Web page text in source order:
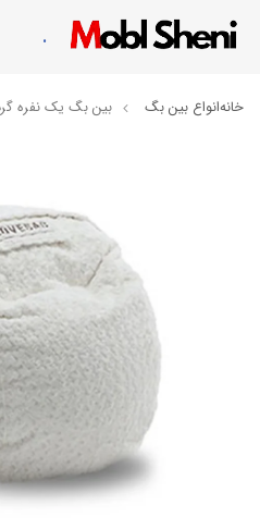
.
خانهانواع بین بگ بین بگ یک نفره